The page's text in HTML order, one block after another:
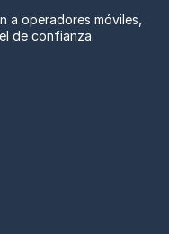
a operadores móviles,
de confianza.